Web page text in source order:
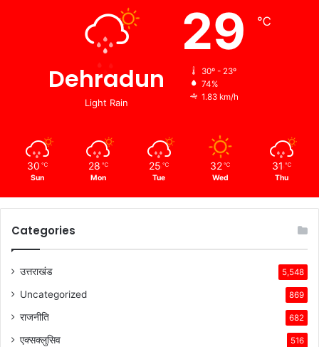
Dehradun
Light Rain
29 ℃
30º - 23º
74%
1.83 km/h
30 ℃
Sun
28 ℃
Mon
25 ℃
Tue
32 ℃
Wed
31 ℃
Thu
Categories
उत्तराखंड 5,548
Uncategorized 869
राजनीति 682
एक्सक्लुसिव 516